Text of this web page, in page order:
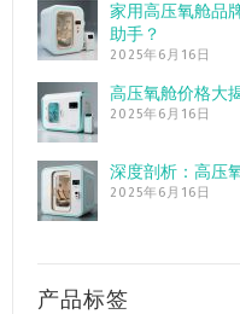
家用高压氧舱品
助手？
2025年6月16日
高压氧舱价格大
2025年6月16日
深度剖析：高压
2025年6月16日
产品标签